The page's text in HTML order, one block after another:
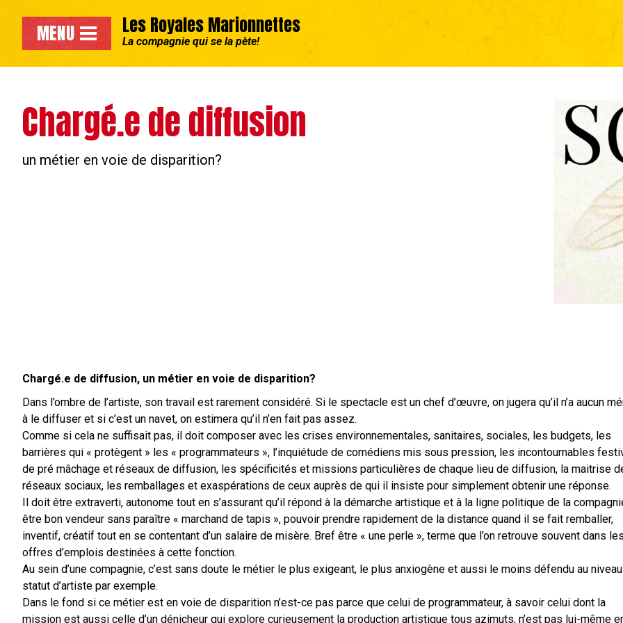
Accéder directement au contenu principal de la page
MENU Les Royales Marionnettes
La compagnie qui se la pète!
Chargé.e de diffusion
un métier en voie de disparition?
Chargé.e de diffusion, un métier en voie de disparition?
Dans l’ombre de l’artiste, son travail est rarement considéré. Si le spectacle est un chef d’œuvre, on jugera qu’il n’a aucun
à le diffuser et si c’est un navet, on estimera qu’il n’en fait pas assez.
Comme si cela ne suffisait pas, il doit composer avec les crises environnementales, sanitaires, sociales, les budgets, les
barrières qui « protègent » les « programmateurs », l’inquiétude de comédiens mis sous pression, les incontournables
de pré mâchage et réseaux de diffusion, les spécificités et missions particulières de chaque lieu de diffusion, la maitrise
réseaux sociaux, les remballages et exaspérations de ceux auprès de qui il insiste pour simplement obtenir une réponse.
Il doit être extraverti, autonome tout en s’assurant qu’il répond à la démarche artistique et à la ligne politique de la
être bon vendeur sans paraître « marchand de tapis », pouvoir prendre rapidement de la distance quand il se fait remballer,
inventif, créatif tout en se contentant d’un salaire de misère. Bref être « une perle », terme que l’on retrouve souvent dans les
offres d’emplois destinées à cette fonction.
Au sein d’une compagnie, c’est sans doute le métier le plus exigeant, le plus anxiogène et aussi le moins défendu au
statut d’artiste par exemple.
Dans le fond si ce métier est en voie de disparition n’est-ce pas parce que celui de programmateur, à savoir celui dont la
mission est aussi celle d’un dénicheur qui explore curieusement la production artistique tous azimuts, n’est pas lui-même